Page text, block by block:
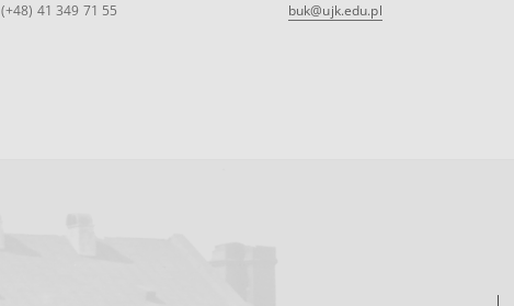
(+48) 41 349 71 55 buk@ujk.edu.pl